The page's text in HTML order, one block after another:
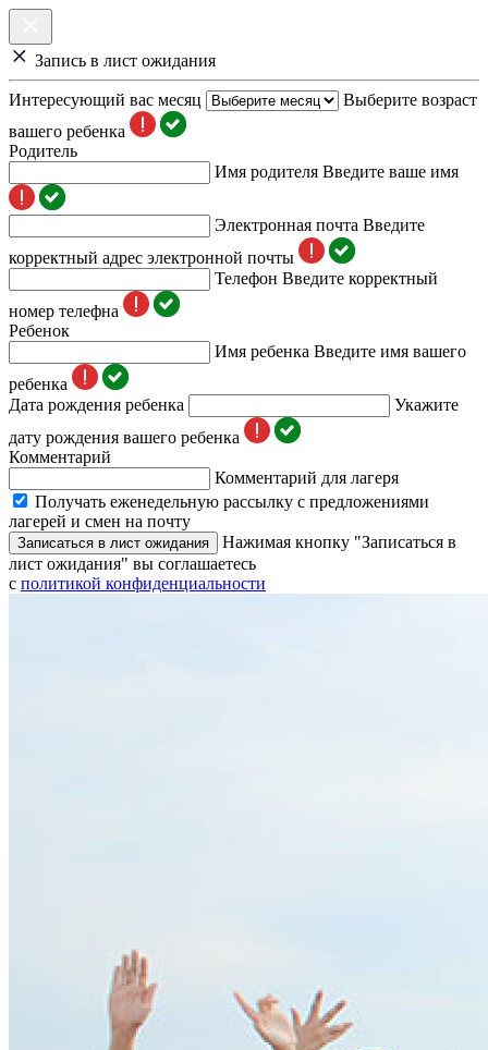
Запись в лист ожидания
Интересующий вас месяц
Выберите возраст
вашего ребенка
Родитель
Имя родителя Введите ваше имя
Электронная почта Введите
корректный адрес электронной почты
Телефон Введите корректный
номер телефна
Ребенок
Имя ребенка Введите имя вашего
ребенка
Дата рождения ребенка
Укажите
дату рождения вашего ребенка
Комментарий
Комментарий для лагеря
Получать еженедельную рассылку с предложениями
лагерей и смен на почту
Записаться в лист ожидания
Нажимая кнопку "Записаться в
лист ожидания" вы соглашаетесь
с политикой конфиденциальности